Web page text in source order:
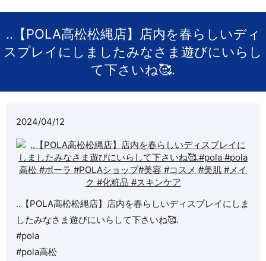
..【POLA高松松縄店】店内を春らしいディ
スプレイにしましたみなさま遊びにいらし
て下さいね🥰.
2024/04/12
..【POLA高松松縄店】店内を春らしいディスプレイにしま
したみなさま遊びにいらして下さいね🥰.
#pola
#pola高松